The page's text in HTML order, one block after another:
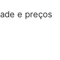
e preços